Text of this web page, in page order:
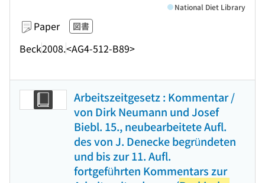
Paper 図書
Beck2008.<AG4-512-B89>
National Diet Library
Arbeitszeitgesetz : Kommentar /
von Dirk Neumann und Josef
Biebl. 15., neubearbeitete Aufl.
des von J. Denecke begründeten
und bis zur 11. Aufl.
fortgeführten Kommentars zur